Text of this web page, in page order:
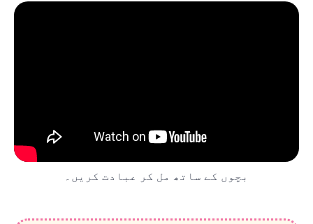
بچوں کے ساتھ مل کر عبادت کریں۔